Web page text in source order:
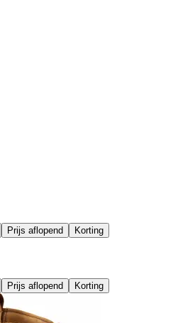
Prijs aflopend Korting
Prijs aflopend Korting